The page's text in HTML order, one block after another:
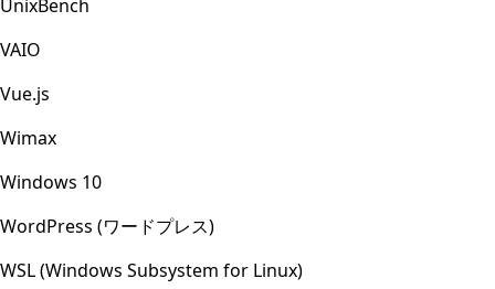
UnixBench
VAIO
Vue.js
Wimax
Windows 10
WordPress (ワードプレス)
WSL (Windows Subsystem for Linux)